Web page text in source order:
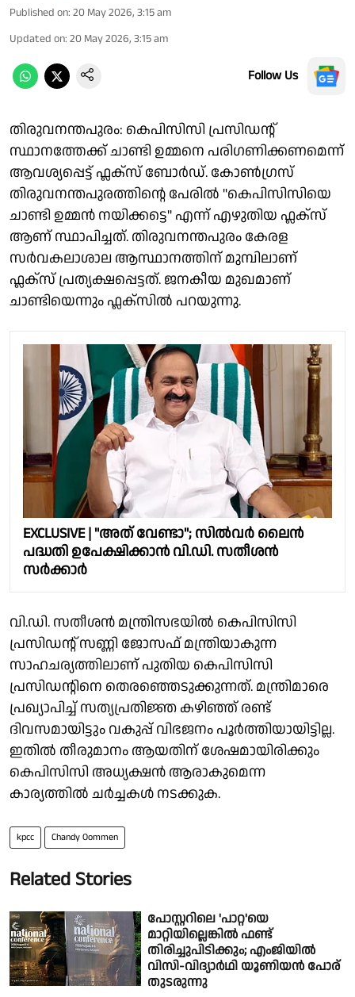
Published on: 20 May 2026, 3:15 am
Updated on: 20 May 2026, 3:15 am
Follow Us
തിരുവനന്തപുരം: കെപിസിസി പ്രസിഡൻ്റ്
സ്ഥാനത്തേക്ക് ചാണ്ടി ഉമ്മനെ പരിഗണിക്കണമെന്ന്
ആവശ്യപ്പെട്ട് ഫ്ലക്സ് ബോർഡ്. കോൺഗ്രസ്
തിരുവനന്തപുരത്തിൻ്റെ പേരിൽ "കെപിസിസിയെ
ചാണ്ടി ഉമ്മൻ നയിക്കട്ടെ" എന്ന് എഴുതിയ ഫ്ലക്സ്
ആണ് സ്ഥാപിച്ചത്. തിരുവനന്തപുരം കേരള
സർവകലാശാല ആസ്ഥാനത്തിന് മുമ്പിലാണ്
ഫ്ലക്സ് പ്രത്യക്ഷപ്പെട്ടത്. ജനകീയ മുഖമാണ്
ചാണ്ടിയെന്നും ഫ്ലക്സിൽ പറയുന്നു.
EXCLUSIVE | "അത് വേണ്ടാ"; സിൽവർ ലൈൻ
പദ്ധതി ഉപേക്ഷിക്കാൻ വി.ഡി. സതീശൻ
സർക്കാർ
വി.ഡി. സതീശൻ മന്ത്രിസഭയിൽ കെപിസിസി
പ്രസിഡൻ്റ് സണ്ണി ജോസഫ് മന്ത്രിയാകുന്ന
സാഹചര്യത്തിലാണ് പുതിയ കെപിസിസി
പ്രസിഡൻ്റിനെ തെരഞ്ഞെടുക്കുന്നത്. മന്ത്രിമാരെ
പ്രഖ്യാപിച്ച് സത്യപ്രതിജ്ഞ കഴിഞ്ഞ് രണ്ട്
ദിവസമായിട്ടും വകുപ്പ് വിഭജനം പൂർത്തിയായിട്ടില്ല.
ഇതിൽ തീരുമാനം ആയതിന് ശേഷമായിരിക്കും
കെപിസിസി അധ്യക്ഷൻ ആരാകുമെന്ന
കാര്യത്തിൽ ചർച്ചകൾ നടക്കുക.
kpcc Chandy Oommen
Related Stories
പോസ്റ്ററിലെ 'പാറ്റ'യെ
മാറ്റിയില്ലെങ്കില്‍ ഫണ്ട്
തിരിച്ചുപിടിക്കും; എംജിയില്‍
വിസി-വിദ്യാർഥി യൂണിയന്‍ പോര്
തുടരുന്നു